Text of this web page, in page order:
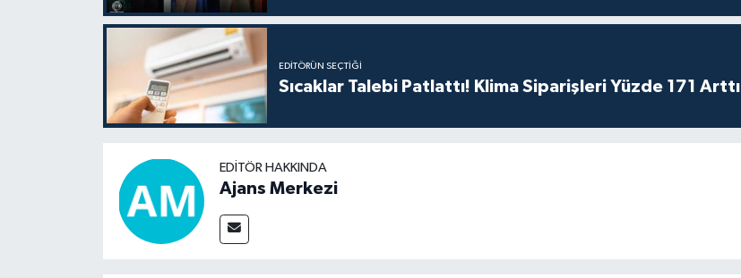
EDITÖRÜN SEÇTIĞI
Sıcaklar Talebi Patlattı! Klima Siparişleri Yüzde 171 Arttı
EDITÖR HAKKINDA
Ajans Merkezi